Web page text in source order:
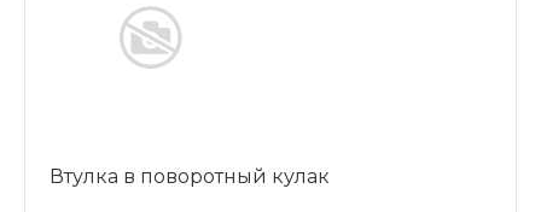
Втулка в поворотный кулак